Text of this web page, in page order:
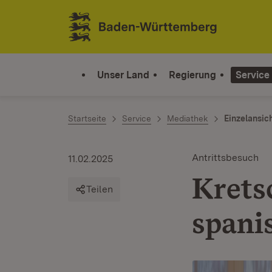
Zum Inhalt springen
Link zur Startseite
Unser Land Regierung Service
Startseite Service Mediathek
Antrittsbesuch
11.02.2025
Teilen